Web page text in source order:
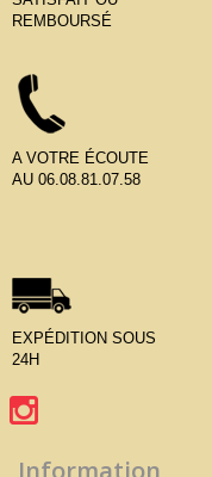
REMBOURSÉ
A VOTRE ÉCOUTE
AU 06.08.81.07.58
EXPÉDITION SOUS
24H